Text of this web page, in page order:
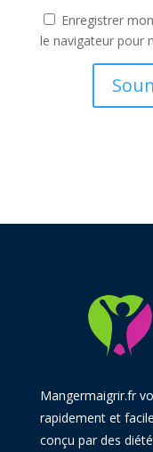
Enregistrer
le navigateur pour
Mangermaigrir.fr
rapidement et
conçu par des